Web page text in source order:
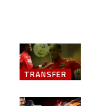
TRANSFER